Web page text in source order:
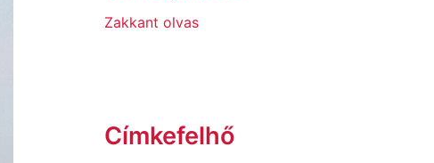
Zakkant olvas
Címkefelhő